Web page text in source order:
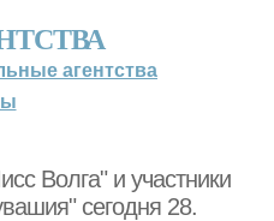
агентства
Волга" и участники
сегодня 28.